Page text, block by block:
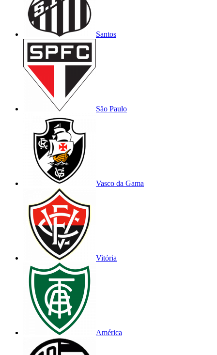
Santos
São Paulo
Vasco da Gama
Vitória
América